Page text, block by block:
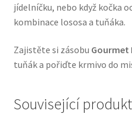
jídelníčku, nebo když kočka
kombinace lososa a tuňáka.
Zajistěte si zásobu Gourmet
tuňák a pořiďte krmivo do
Související